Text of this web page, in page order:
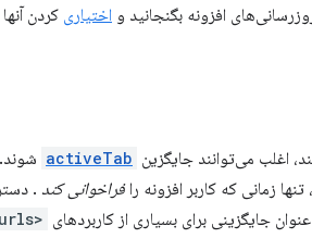
افزونه بگنجانید و اختیاری کردن
اغلب می‌توانند جایگزین activeTab
زمانی که کاربر افزونه رافراخوانی کند .
جایگزینی برای بسیاری از کاربردهای <all_urls>